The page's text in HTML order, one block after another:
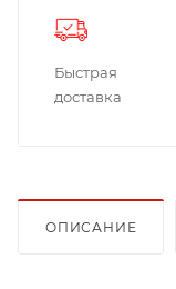
Быстрая
доставка
ОПИСАНИЕ